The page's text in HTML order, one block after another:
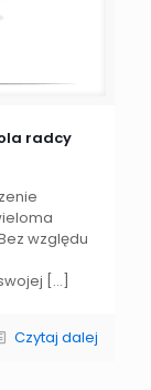
radcy
względu
[…]
Czytaj dalej